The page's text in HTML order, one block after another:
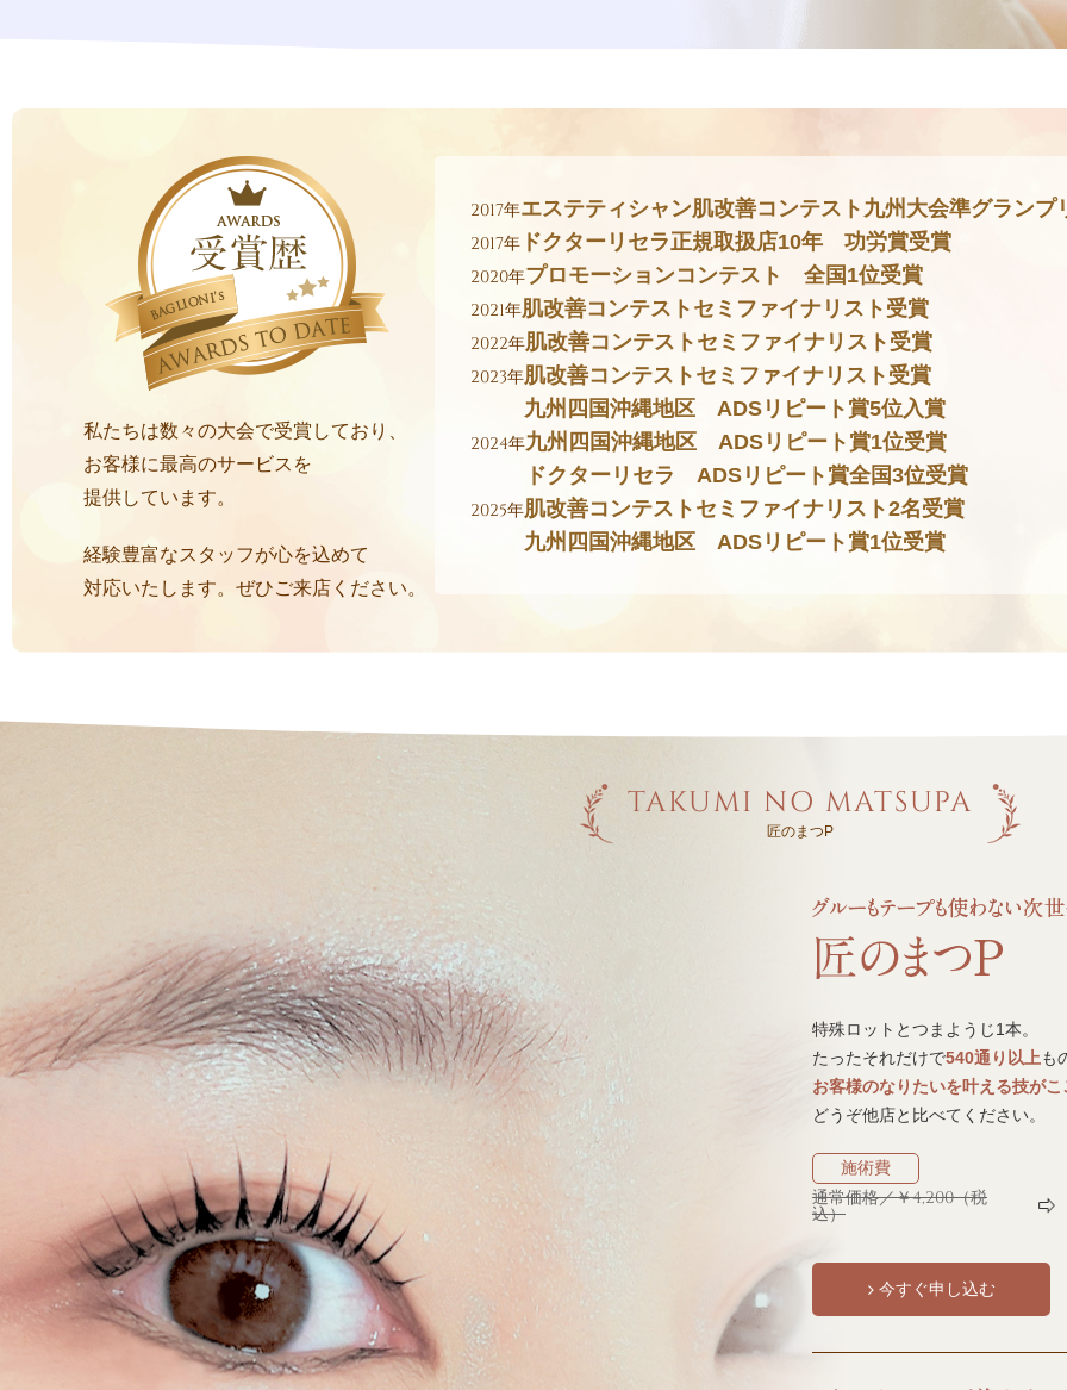
私たちは数々の大会で受賞しており、
お客様に最高のサービスを
提供しています。
経験豊富なスタッフが心を込めて
対応いたします。ぜひご来店ください。
2017年エステティシャン肌改善コンテスト九州大会準グランプ
2017年 ドクターリセラ正規取扱店10年 功労賞受賞
2020年プロモーションコンテスト 全国1位受賞
2021年肌改善コンテストセミファイナリスト受賞
2022年肌改善コンテストセミファイナリスト受賞
2023年肌改善コンテストセミファイナリスト受賞
九州四国沖縄地区 ADSリピート賞5位入賞
2024年九州四国沖縄地区 ADSリピート賞1位受賞
ドクターリセラ ADSリピート賞全国3位受賞
2025年肌改善コンテストセミファイナリスト2名受賞
九州四国沖縄地区 ADSリピート賞1位受賞
TAKUMI NO MATSUPA
匠のまつP
特殊ロットとつまようじ1本。
たったそれだけで540通り以上も
お客様のなりたいを叶える技がこ
どうぞ他店と比べてください。
施術費
通常価格／￥4,200（税
込）
今すぐ申し込む